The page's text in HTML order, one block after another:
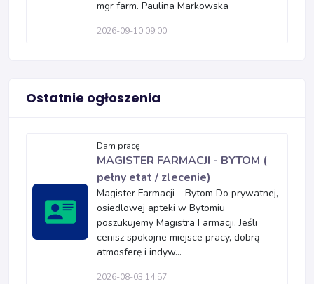
mgr farm. Paulina Markowska
2026-09-10 09:00
Ostatnie ogłoszenia
Dam pracę
MAGISTER FARMACJI - BYTOM (
pełny etat / zlecenie)
Magister Farmacji – Bytom Do prywatnej,
osiedlowej apteki w Bytomiu
poszukujemy Magistra Farmacji. Jeśli
cenisz spokojne miejsce pracy, dobrą
atmosferę i indyw...
2026-08-03 14:57